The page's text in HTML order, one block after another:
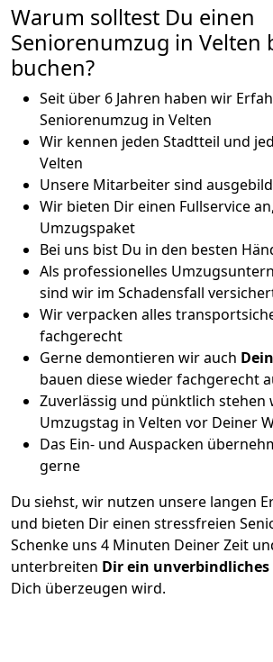
Warum solltest Du einen
Seniorenumzug in Velten
buchen?
Seit über 6 Jahren haben wir
Seniorenumzug in Velten
Wir kennen jeden Stadtteil und
Velten
Unsere Mitarbeiter sind
Wir bieten Dir einen Fullservice
Umzugspaket
Bei uns bist Du in den besten
Als professionelles
sind wir im Schadensfall
Wir verpacken alles
fachgerecht
Gerne demontieren wir auch
bauen diese wieder fachgerecht
Zuverlässig und pünktlich stehen
Umzugstag in Velten vor Deiner
Das Ein- und Auspacken
gerne
Du siehst, wir nutzen unsere langen
und bieten Dir einen stressfreien
Schenke uns 4 Minuten Deiner Zeit
unterbreiten Dir ein
Dich überzeugen wird.